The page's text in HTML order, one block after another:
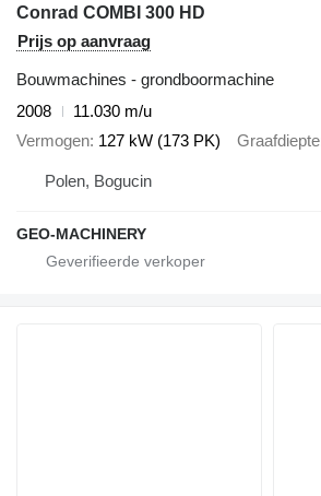
Conrad COMBI 300 HD
Prijs op aanvraag
Bouwmachines - grondboormachine
2008
11.030 m/u
Vermogen 127 kW (173 PK) Graafdiepte
Polen, Bogucin
GEO-MACHINERY